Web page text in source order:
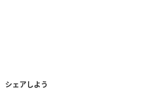
シェアしよう